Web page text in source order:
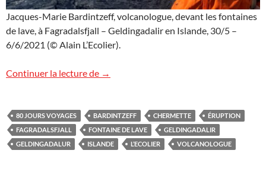
Jacques-Marie Bardintzeff, volcanologue, devant les fontaines
de lave, à Fagradalsfjall – Geldingadalir en Islande, 30/5 –
6/6/2021 (© Alain L’Ecolier).
Continuer la lecture de Un grand bonjour d’Islande
→
80 JOURS VOYAGES BARDINTZEFF CHERMETTE
ÉRUPTION
FAGRADALSFJALL
FONTAINE DE LAVE
GELDINGADALIR
GELDINGADALUR
ISLANDE L’ECOLIER VOLCANOLOGUE